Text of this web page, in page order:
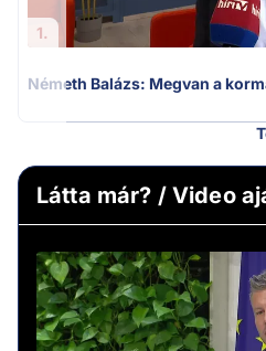
1.
Németh Balázs: Megvan a
Látta már? / Video